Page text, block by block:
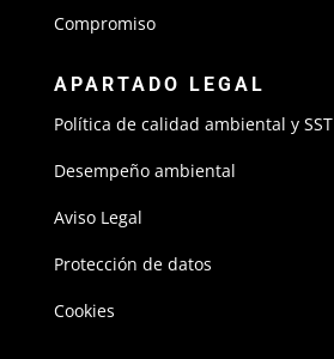
Compromiso
APARTADO LEGAL
Política de calidad ambiental y SST
Desempeño ambiental
Aviso Legal
Protección de datos
Cookies